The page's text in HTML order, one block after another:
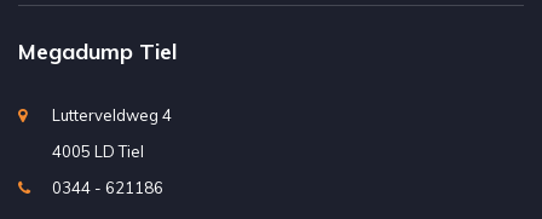
Megadump Tiel
Lutterveldweg 4
4005 LD Tiel
0344 - 621186